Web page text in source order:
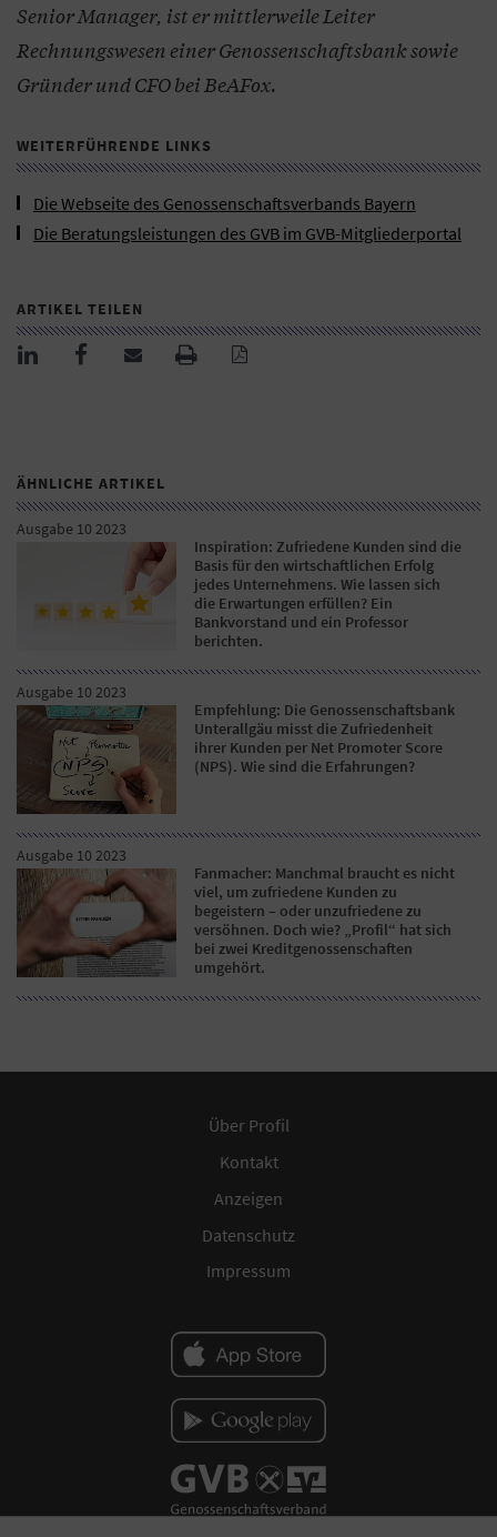
Senior Manager, ist er mittlerweile Leiter
Rechnungswesen einer Genossenschaftsbank sowie
Gründer und CFO bei BeAFox.
WEITERFÜHRENDE LINKS
Die Webseite des Genossenschaftsverbands Bayern
Die Beratungsleistungen des GVB im GVB-Mitgliederportal
ARTIKEL TEILEN
ÄHNLICHE ARTIKEL
Ausgabe 10 2023
Inspiration: Zufriedene Kunden sind die
Basis für den wirtschaftlichen Erfolg
jedes Unternehmens. Wie lassen sich
die Erwartungen erfüllen? Ein
Bankvorstand und ein Professor
berichten.
Ausgabe 10 2023
Empfehlung: Die Genossenschaftsbank
Unterallgäu misst die Zufriedenheit
ihrer Kunden per Net Promoter Score
(NPS). Wie sind die Erfahrungen?
Ausgabe 10 2023
Fanmacher: Manchmal braucht es nicht
viel, um zufriedene Kunden zu
begeistern – oder unzufriedene zu
versöhnen. Doch wie? „Profil“ hat sich
bei zwei Kreditgenossenschaften
umgehört.
Über Profil
Kontakt
Anzeigen
Datenschutz
Impressum